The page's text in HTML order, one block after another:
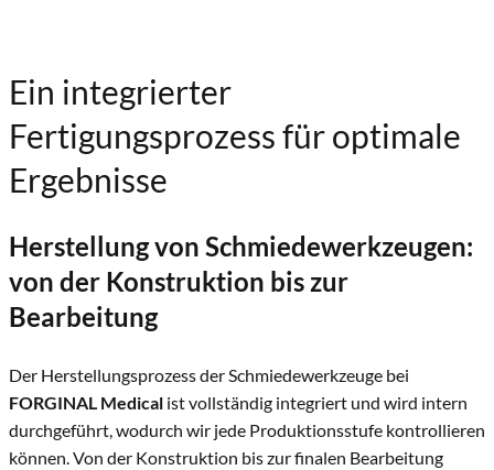
Ein integrierter
Fertigungsprozess für optimale
Ergebnisse
Herstellung von Schmiedewerkzeugen:
von der Konstruktion bis zur
Bearbeitung
Der Herstellungsprozess der Schmiedewerkzeuge bei
FORGINAL Medical ist vollständig integriert und wird intern
durchgeführt, wodurch wir jede Produktionsstufe kontrollieren
können. Von der Konstruktion bis zur finalen Bearbeitung